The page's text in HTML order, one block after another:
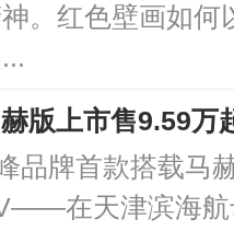
。红色壁画如何
版上市售9.59万
品牌首款搭载马
在天津滨海